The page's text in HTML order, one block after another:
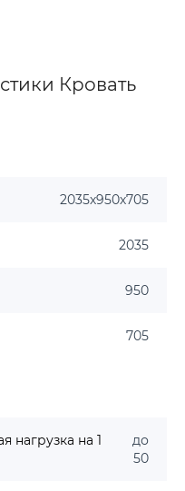
Кровать
2035х950х705
2035
950
705
нагрузка на 1
до
50